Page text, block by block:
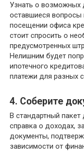
Узнать о возможных
оставшиеся
посещении офиса
стоит спросить о
предусмотренных
Нелишним будет
ипотечного
платежи для разных
4. Cоберите
В стандартный
справка о доходах,
документы,
зависимости от